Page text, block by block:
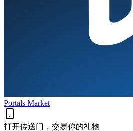
Portals Market
打开传送门，交易你的礼物